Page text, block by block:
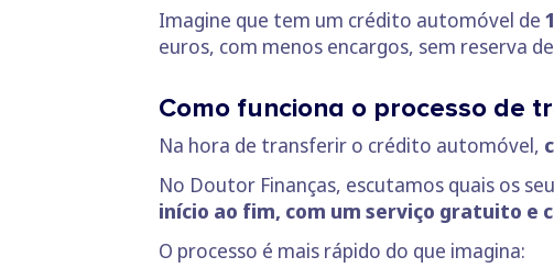
Imagine que tem um crédito automóvel de
euros, com menos encargos, sem reserva
Como funciona o processo de
Na hora de transferir o crédito automóvel,
No Doutor Finanças, escutamos quais os
início ao fim, com um serviço gratuito e
O processo é mais rápido do que imagina: